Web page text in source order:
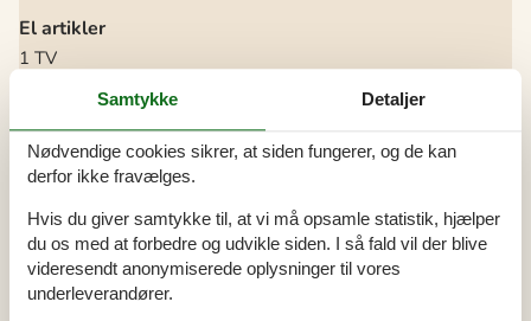
El artikler
1 TV
DK-DR1
Internet (trådløst)
I nærheden
Afs. til nærmeste vand/badning
Afstand til indkøb 4 km
Butik med dyrefoder 4,5 km
Dyrlæge
20,5 km
Hundeskov 5,5 km
Hundestrand 400 m
Samtykke Detaljer
Nødvendige cookies sikrer, at siden fungerer, og de kan
derfor ikke fravælges.
Hvis du giver samtykke til, at vi må opsamle statistik, hjælper
du os med at forbedre og udvikle siden. I så fald vil der blive
videresendt anonymiserede oplysninger til vores
underleverandører.